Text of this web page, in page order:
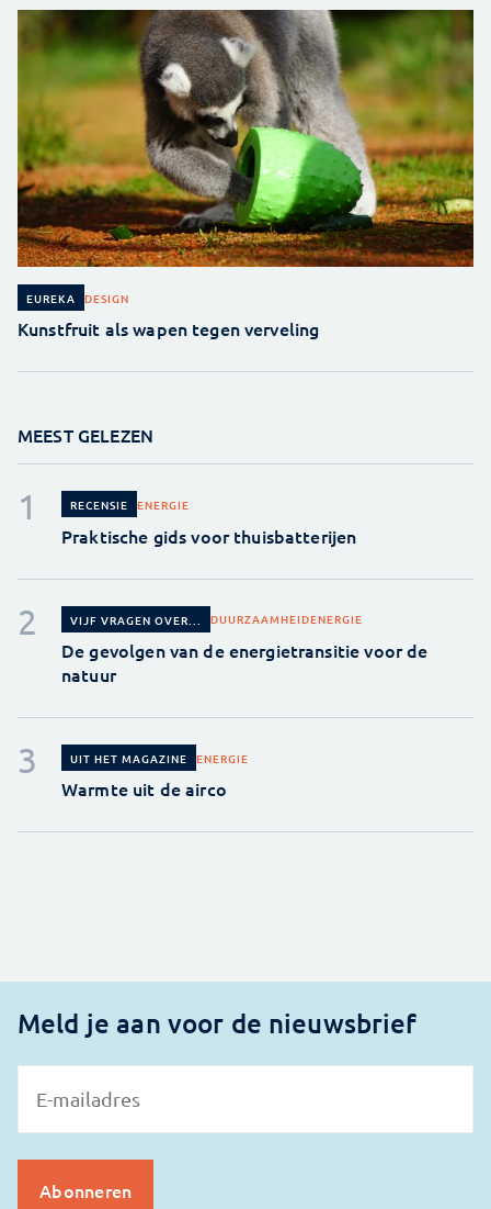
EUREKA DESIGN
Kunstfruit als wapen tegen verveling
MEEST GELEZEN
RECENSIE ENERGIE
Praktische gids voor thuisbatterijen
VIJF VRAGEN OVER... DUURZAAMHEIDENERGIE
De gevolgen van de energietransitie voor de
natuur
UIT HET MAGAZINE ENERGIE
Warmte uit de airco
Meld je aan voor de nieuwsbrief